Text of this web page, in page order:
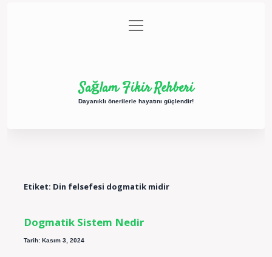
Gizlilik Politikası
menüyü
aç
Sağlam Fikir Rehberi
Dayanıklı önerilerle hayatını güçlendir!
Etiket: Din felsefesi dogmatik midir
Dogmatik Sistem Nedir
Tarih: Kasım 3, 2024